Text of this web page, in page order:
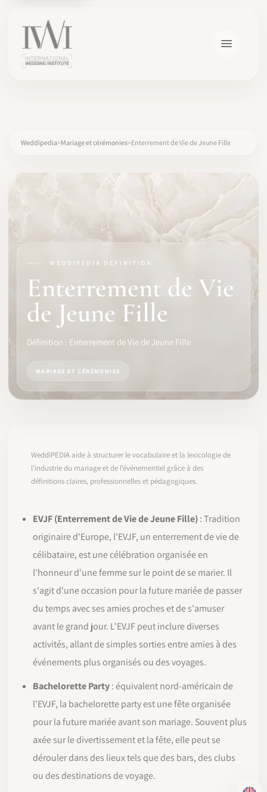
FORMATION
LOGICIEL
IDENTITÉ PRO
COMMENCER
Weddipedia Mariage et cérémonies Enterrement de Vie de Jeune Fille
WEDDIPEDIA DEFINITION
Enterrement de Vie
de Jeune Fille
Définition : Enterrement de Vie de Jeune Fille
MARIAGE ET CÉRÉMONIES
WeddiPEDIA aide à structurer le vocabulaire et la lexicologie de
l’industrie du mariage et de l’événementiel grâce à des
définitions claires, professionnelles et pédagogiques.
EVJF (Enterrement de Vie de Jeune Fille): Tradition
originaire d'Europe, l'EVJF, un enterrement de vie de
célibataire, est une célébration organisée en
l'honneur d'une femme sur le point de se marier. Il
s'agit d'une occasion pour la future mariée de passer
du temps avec ses amies proches et de s'amuser
avant le grand jour. L'EVJF peut inclure diverses
activités, allant de simples sorties entre amies à des
événements plus organisés ou des voyages.
Bachelorette Party: équivalent nord-américain de
l'EVJF, la bachelorette party est une fête organisée
pour la future mariée avant son mariage. Souvent plus
axée sur le divertissement et la fête, elle peut se
dérouler dans des lieux tels que des bars, des clubs
ou des destinations de voyage.